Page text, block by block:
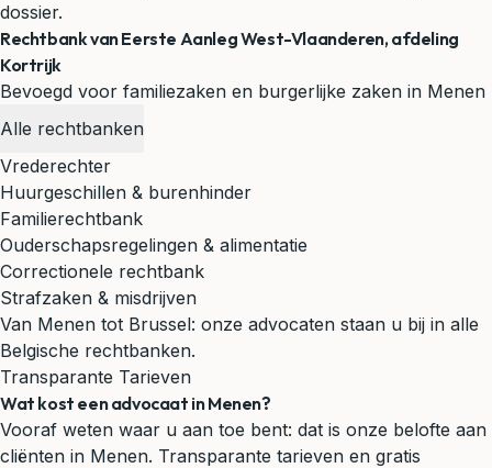
dossier.
Rechtbank van Eerste Aanleg West-Vlaanderen, afdeling
Kortrijk
Bevoegd voor familiezaken en burgerlijke zaken in Menen
Alle rechtbanken
Vrederechter
Huurgeschillen & burenhinder
Familierechtbank
Ouderschapsregelingen & alimentatie
Correctionele rechtbank
Strafzaken & misdrijven
Van Menen tot Brussel: onze advocaten staan u bij in alle
Belgische rechtbanken.
Transparante Tarieven
Wat kost een advocaat in Menen?
Vooraf weten waar u aan toe bent: dat is onze belofte aan
cliënten in Menen. Transparante tarieven en gratis